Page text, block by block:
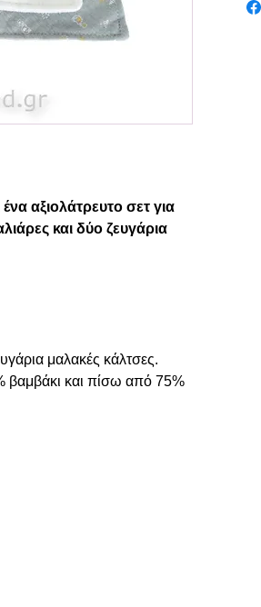
αξιολάτρευτο σετ για
και δύο ζευγάρια
μαλακές κάλτσες.
βαμβάκι και πίσω από 75%